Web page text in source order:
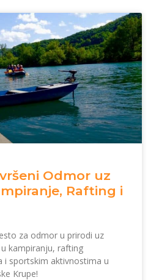
Odmor uz
Rafting i
za odmor u prirodi uz
kampiranju, rafting
i sportskim aktivnostima u
Krupe!